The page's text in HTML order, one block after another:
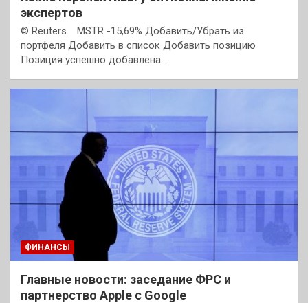
экспертов
© Reuters. MSTR -15,69% Добавить/Убрать из
портфеля Добавить в список Добавить позицию
Позиция успешно добавлена:…
ФИНАНСЫ
Главные новости: заседание ФРС и
партнерство Apple с Google